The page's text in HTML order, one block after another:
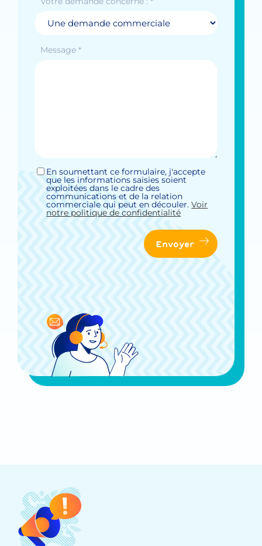
Message *
Sans
titre
En soumettant ce formulaire, j'accepte
que les informations saisies soient
exploitées dans le cadre des
communications et de la relation
commerciale qui peut en découler.Voir
notre politique de confidentialité